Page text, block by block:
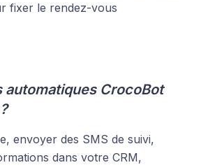
fixer le rendez-vous
automatiques CrocoBot
envoyer des SMS de suivi,
dans votre CRM,